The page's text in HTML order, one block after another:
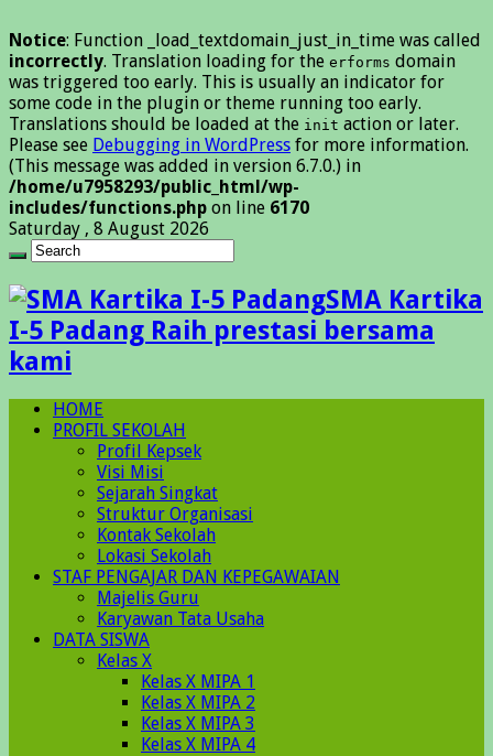
Notice: Function _load_textdomain_just_in_time was called
incorrectly. Translation loading for the erforms domain
was triggered too early. This is usually an indicator for
some code in the plugin or theme running too early.
Translations should be loaded at the init action or later.
Please see Debugging in WordPress for more information.
(This message was added in version 6.7.0.) in
/home/u7958293/public_html/wp-
includes/functions.php on line 6170
Saturday , 8 August 2026
SMA Kartika
I-5 Padang Raih prestasi bersama
kami
HOME
PROFIL SEKOLAH
Profil Kepsek
Visi Misi
Sejarah Singkat
Struktur Organisasi
Kontak Sekolah
Lokasi Sekolah
STAF PENGAJAR DAN KEPEGAWAIAN
Majelis Guru
Karyawan Tata Usaha
DATA SISWA
Kelas X
Kelas X MIPA 1
Kelas X MIPA 2
Kelas X MIPA 3
Kelas X MIPA 4